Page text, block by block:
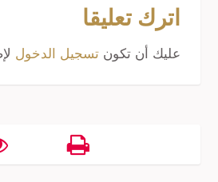
اترك تعليقا
عليك أن تكونتسجيل الدخول